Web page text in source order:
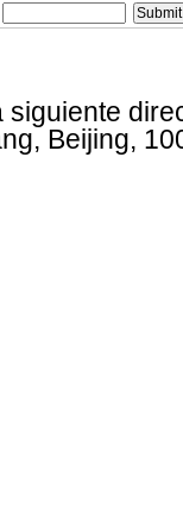
siguiente
Beijing,